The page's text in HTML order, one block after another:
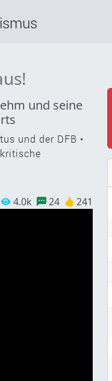
und seine
und der DFB •
4.0k 24 241